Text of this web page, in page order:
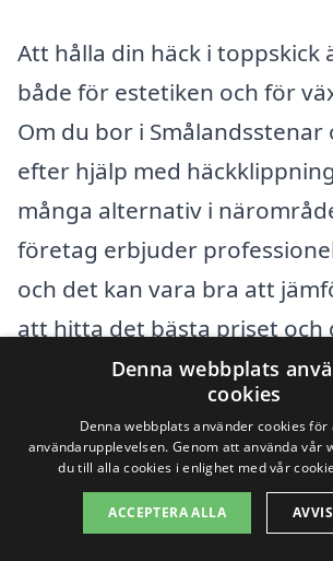
Att hålla din häck i toppskick
både för estetiken och för
Om du bor i Smålandsstenar
efter hjälp med
många alternativ i
företag erbjuder
och det kan vara bra att
att hitta det bästa priset och
kvaliteten.
Genom xn--hckklippning-
du enkelt få kontakt med
som specialiserar sig på
Denna webbplats
cookies
Denna webbplats använder cookies
användarupplevelsen. Genom att använda vår
du till alla cookies i enlighet med vår
ACCEPTERA ALLA